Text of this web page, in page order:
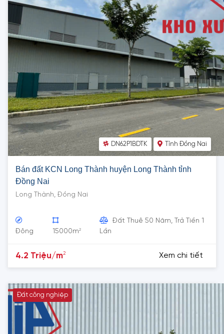
DN62P1BDTK Tỉnh Đồng Nai
Bán đất KCN Long Thành huyện Long Thành tỉnh
Đồng Nai
Long Thành, Đồng Nai
Đông 15000m2
Đất Thuê 50 Năm, Trả Tiền 1
Lần
4.2 Triệu/m2 Xem chi tiết
Đất công nghiệp